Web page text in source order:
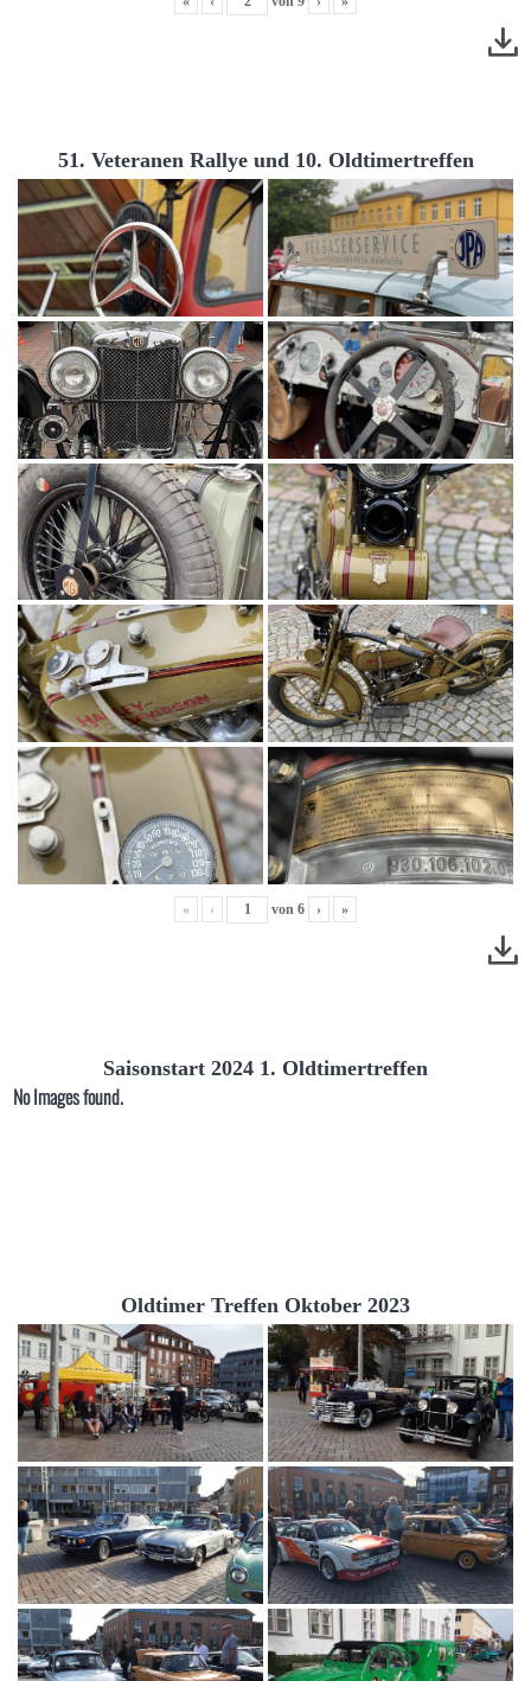
51. Veteranen Rallye und 10. Oldtimertreffen
« ‹ von 6 › »
Saisonstart 2024 1. Oldtimertreffen
No Images found.
Oldtimer Treffen Oktober 2023